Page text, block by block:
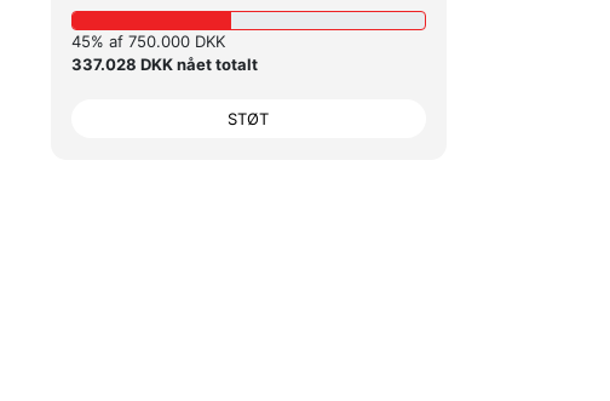
45% af 750.000 DKK
337.028 DKK nået totalt
STØT